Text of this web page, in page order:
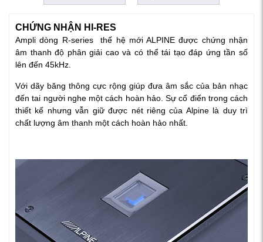
CHỨNG NHẬN HI-RES
Ampli dòng R-series thế hệ mới ALPINE được chứng nhận
âm thanh độ phân giải cao và có thể tái tạo đáp ứng tần số
lên đến 45kHz.
Với dãy băng thông cực rộng giúp đưa âm sắc của bản nhạc
đến tai người nghe một cách hoàn hảo. Sự cổ điển trong cách
thiết kế nhưng vẫn giữ được nét riêng của Alpine là duy trì
chất lượng âm thanh một cách hoàn hảo nhất.